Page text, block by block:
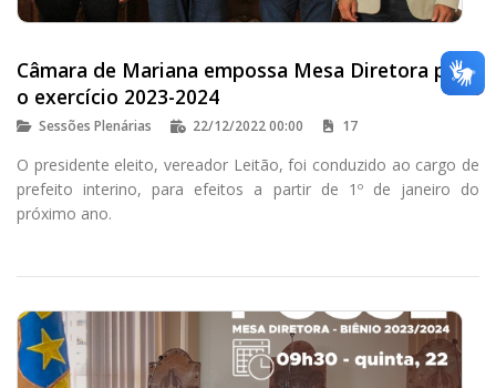
Câmara de Mariana empossa Mesa Diretora para
o exercício 2023-2024
Sessões Plenárias 22/12/2022 00:00 17
O presidente eleito, vereador Leitão, foi conduzido ao cargo de
prefeito interino, para efeitos a partir de 1º de janeiro do
próximo ano.